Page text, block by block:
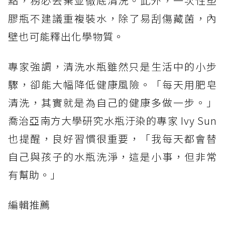
膠瓶不建議重複裝水，除了易刮傷藏菌，內
壁也可能釋出化學物質。
專家強調，清洗水瓶雖然只是生活中的小步
驟，卻能大幅降低健康風險。「每天用肥皂
清洗，其實就是為自己的健康多做一步。」
喬治亞南方大學研究水瓶汙染的專家 Ivy Sun
也提醒，良好習慣很重要，「我每天都會替
自己與孩子的水瓶洗淨，這是小事，但非常
有幫助。」
編輯推薦